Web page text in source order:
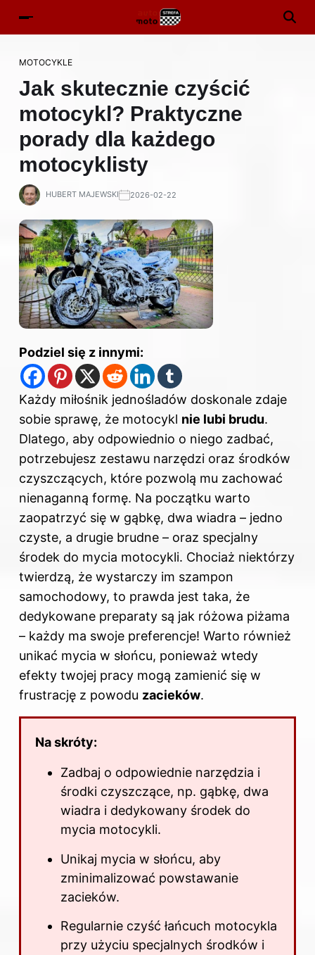
MOTOCYKLE
Jak skutecznie czyścić
motocykl? Praktyczne
porady dla każdego
motocyklisty
HUBERT MAJEWSKI 2026-02-22
Podziel się z innymi:
Każdy miłośnik jednośladów doskonale zdaje
sobie sprawę, że motocykl nie lubi brudu.
Dlatego, aby odpowiednio o niego zadbać,
potrzebujesz zestawu narzędzi oraz środków
czyszczących, które pozwolą mu zachować
nienaganną formę. Na początku warto
zaopatrzyć się w gąbkę, dwa wiadra – jedno
czyste, a drugie brudne – oraz specjalny
środek do mycia motocykli. Chociaż niektórzy
twierdzą, że wystarczy im szampon
samochodowy, to prawda jest taka, że
dedykowane preparaty są jak różowa piżama
– każdy ma swoje preferencje! Warto również
unikać mycia w słońcu, ponieważ wtedy
efekty twojej pracy mogą zamienić się w
frustrację z powodu zacieków.
Na skróty:
Zadbaj o odpowiednie narzędzia i
środki czyszczące, np. gąbkę, dwa
wiadra i dedykowany środek do
mycia motocykli.
Unikaj mycia w słońcu, aby
zminimalizować powstawanie
zacieków.
Regularnie czyść łańcuch motocykla
przy użyciu specjalnych środków i